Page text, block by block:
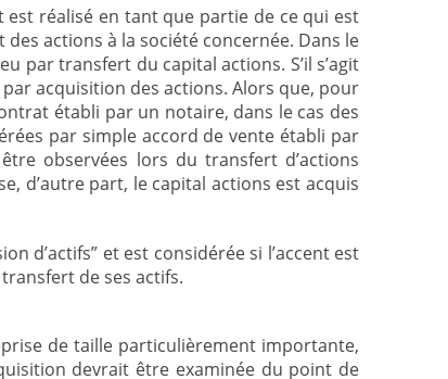
est réalisé en tant que partie de ce qui est
actions à la société concernée. Dans le
par transfert du capital actions. S’il s’agit
acquisition des actions. Alors que, pour
établi par un notaire, dans le cas des
par simple accord de vente établi par
observées lors du transfert d’actions
d’autre part, le capital actions est acquis
d’actifs” et est considérée si l’accent est
de ses actifs.
de taille particulièrement importante,
devrait être examinée du point de